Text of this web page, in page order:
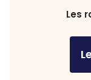
Les